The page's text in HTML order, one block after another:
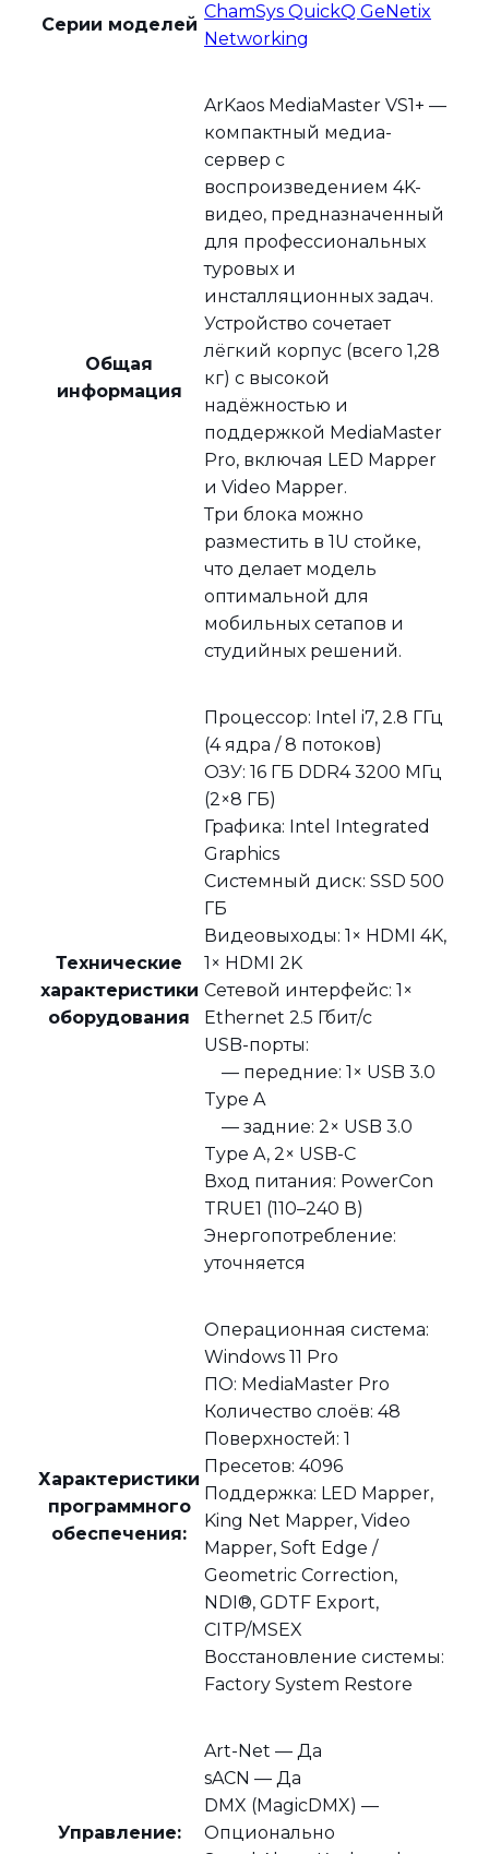
Серии моделей
ChamSys QuickQ GeNetix
Networking
Общая
информация
ArKaos MediaMaster VS1+ —
компактный медиа-
сервер с
воспроизведением 4K-
видео, предназначенный
для профессиональных
туровых и
инсталляционных задач.
Устройство сочетает
лёгкий корпус (всего 1,28
кг) с высокой
надёжностью и
поддержкой MediaMaster
Pro, включая LED Mapper
и Video Mapper.
Три блока можно
разместить в 1U стойке,
что делает модель
оптимальной для
мобильных сетапов и
студийных решений.
Технические
характеристики
оборудования
Процессор: Intel i7, 2.8 ГГц
(4 ядра / 8 потоков)
ОЗУ: 16 ГБ DDR4 3200 МГц
(2×8 ГБ)
Графика: Intel Integrated
Graphics
Системный диск: SSD 500
ГБ
Видеовыходы: 1× HDMI 4K,
1× HDMI 2K
Сетевой интерфейс: 1×
Ethernet 2.5 Гбит/с
USB-порты:
— передние: 1× USB 3.0
Type A
— задние: 2× USB 3.0
Type A, 2× USB-C
Вход питания: PowerCon
TRUE1 (110–240 В)
Энергопотребление:
уточняется
Характеристики
программного
обеспечения:
Операционная система:
Windows 11 Pro
ПО: MediaMaster Pro
Количество слоёв: 48
Поверхностей: 1
Пресетов: 4096
Поддержка: LED Mapper,
King Net Mapper, Video
Mapper, Soft Edge /
Geometric Correction,
NDI®, GDTF Export,
CITP/MSEX
Восстановление системы:
Factory System Restore
Управление:
Art-Net — Да
sACN — Да
DMX (MagicDMX) —
Опционально